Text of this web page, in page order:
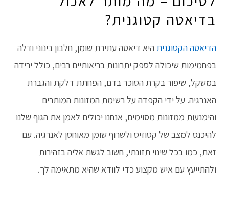
בדיאטה קטוגנית?
הדיאטה הקטוגנית היא דיאטה עתירת שומן, חלבון בינוני ודלה
בפחמימות שיכולה לספק יתרונות בריאותיים רבים, כולל ירידה
במשקל, שיפור בקרת הסוכר בדם, הפחתת דלקת והגברת
האנרגיה. על ידי הקפדה על רשימת המזונות המותרים
והימנעות ממזונות מסוימים, אנחנו יכולים לאמן את הגוף שלנו
להיכנס למצב של קטוזיס ולשרוף שומן מאוחסן לאנרגיה. עם
זאת, כמו בכל שינוי תזונתי, חשוב לגשת אליה בזהירות
ולהתייעץ עם איש מקצוע כדי לוודא שהיא מתאימה לך.